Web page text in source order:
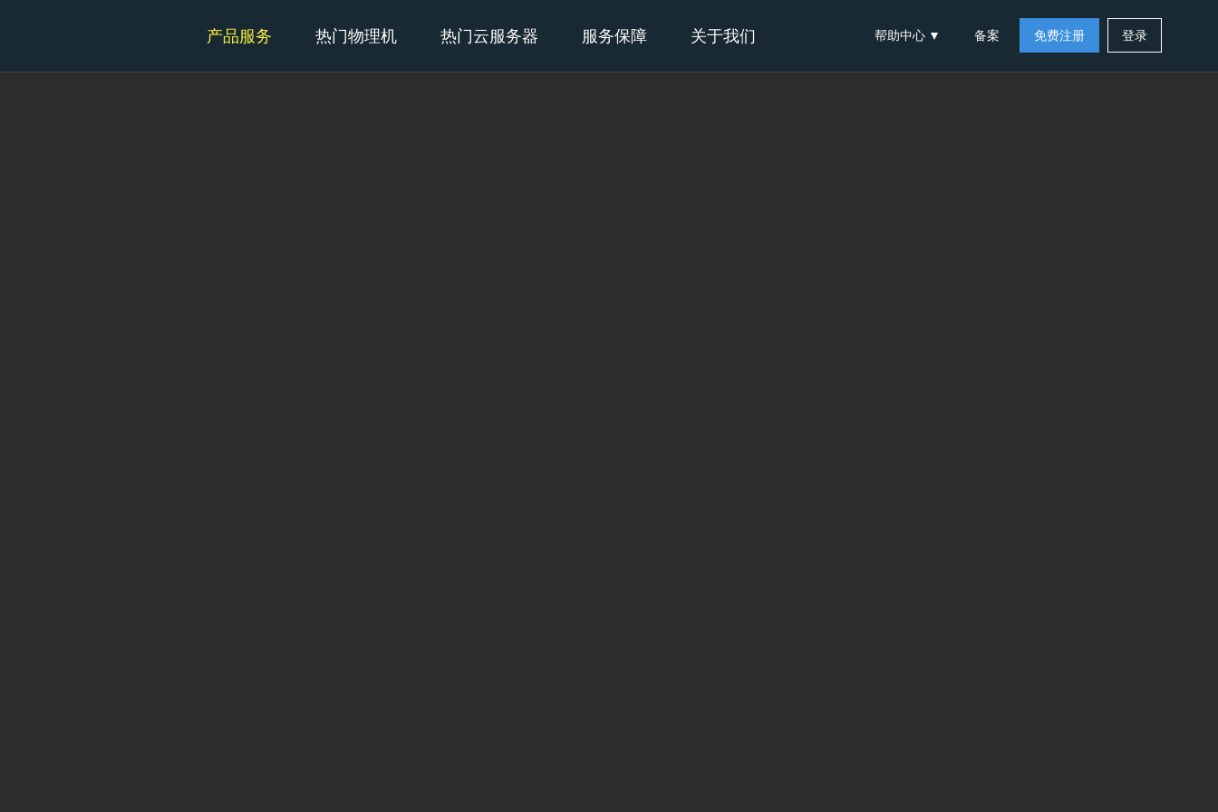
产品服务 热门物理机 热门云服务器 服务保障 关于我们 帮助中心 备案 免费注册 登录